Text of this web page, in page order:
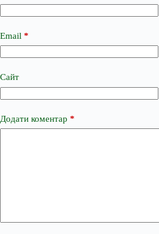
Email *
Сайт
Додати коментар *